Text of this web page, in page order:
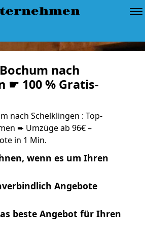
nach
☛ 100 % Gratis-
nach Schelklingen : Top-
➨ Umzüge ab 96€ –
in 1 Min.
wenn es um Ihren
Angebote
beste Angebot für Ihren